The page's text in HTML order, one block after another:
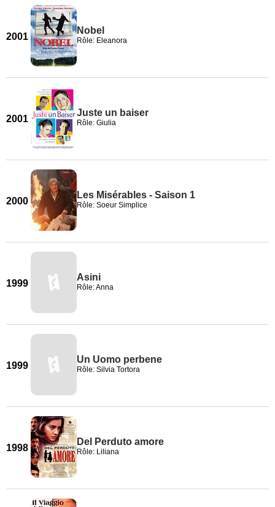
2001
Nobel
Rôle: Eleanora
2001
Juste un baiser
Rôle: Giulia
2000
Les Misérables - Saison 1
Rôle: Soeur Simplice
1999
Asini
Rôle: Anna
1999
Un Uomo perbene
Rôle: Silvia Tortora
1998
Del Perduto amore
Rôle: Liliana